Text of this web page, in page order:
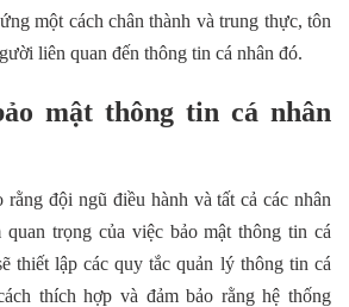
một cách chân thành và trung thực, tôn
liên quan đến thông tin cá nhân đó.
mật thông tin cá nhân
rằng đội ngũ điều hành và tất cả các nhân
trọng của việc bảo mật thông tin cá
thiết lập các quy tắc quản lý thông tin cá
thích hợp và đảm bảo rằng hệ thống